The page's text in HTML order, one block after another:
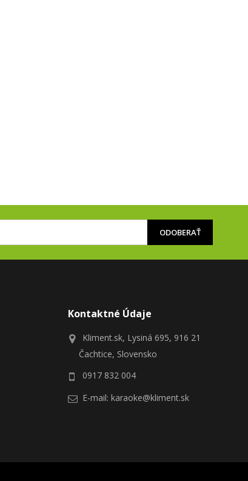
Kontaktné Údaje
Kliment.sk, Lysiná 695, 916 21
Čachtice, Slovensko
0917 832 004
E-mail: karaoke@kliment.sk
ODOBERAŤ